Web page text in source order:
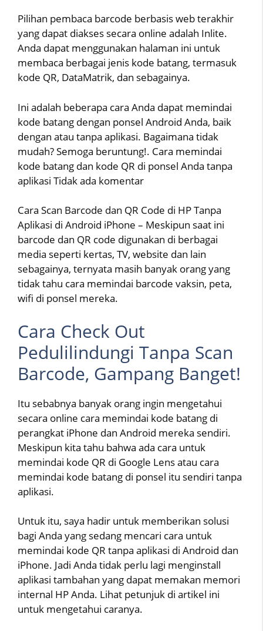
Pilihan pembaca barcode berbasis web terakhir
yang dapat diakses secara online adalah Inlite.
Anda dapat menggunakan halaman ini untuk
membaca berbagai jenis kode batang, termasuk
kode QR, DataMatrik, dan sebagainya.
Ini adalah beberapa cara Anda dapat memindai
kode batang dengan ponsel Android Anda, baik
dengan atau tanpa aplikasi. Bagaimana tidak
mudah? Semoga beruntung!. Cara memindai
kode batang dan kode QR di ponsel Anda tanpa
aplikasi Tidak ada komentar
Cara Scan Barcode dan QR Code di HP Tanpa
Aplikasi di Android iPhone – Meskipun saat ini
barcode dan QR code digunakan di berbagai
media seperti kertas, TV, website dan lain
sebagainya, ternyata masih banyak orang yang
tidak tahu cara memindai barcode vaksin, peta,
wifi di ponsel mereka.
Cara Check Out
Pedulilindungi Tanpa Scan
Barcode, Gampang Banget!
Itu sebabnya banyak orang ingin mengetahui
secara online cara memindai kode batang di
perangkat iPhone dan Android mereka sendiri.
Meskipun kita tahu bahwa ada cara untuk
memindai kode QR di Google Lens atau cara
memindai kode batang di ponsel itu sendiri tanpa
aplikasi.
Untuk itu, saya hadir untuk memberikan solusi
bagi Anda yang sedang mencari cara untuk
memindai kode QR tanpa aplikasi di Android dan
iPhone. Jadi Anda tidak perlu lagi menginstall
aplikasi tambahan yang dapat memakan memori
internal HP Anda. Lihat petunjuk di artikel ini
untuk mengetahui caranya.